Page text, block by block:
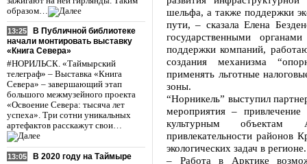
образом…
13:25
В Публичной библиотеке
начали монтировать выставку
«Книга Севера»
#НОРИЛЬСК. «Таймырский
телеграф» – Выставка «Книга
Севера» – завершающий этап
большого межмузейного проекта
«Освоение Севера: тысяча лет
успеха». Три сотни уникальных
артефактов расскажут свои…
13:05
В 2020 году на Таймыре
шельфа, а также поддержки
пути, – сказала Елена
государственными
поддержки компаний,
создания механизма
применять льготные
зоны.
“Норникель” выступил
мероприятия –
культурным объектам
привлекательности районов
экологических задач в регионе.
– Работа в Арктике